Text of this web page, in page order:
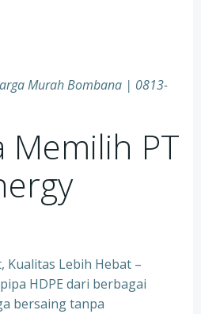
Murah Bombana | 0813-
Memilih PT
Kualitas Lebih Hebat –
HDPE dari berbagai
bersaing tanpa